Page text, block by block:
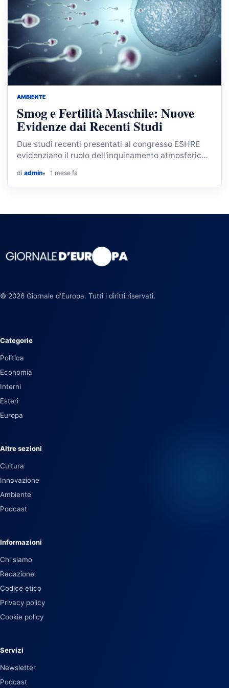
AMBIENTE
Smog e Fertilità Maschile: Nuove
Evidenze dai Recenti Studi
Due studi recenti presentati al congresso ESHRE
evidenziano il ruolo dell'inquinamento atmosferico
significative tra regioni.
di admin 1 mese fa
© 2026 Giornale d'Europa. Tutti i diritti riservati.
Categorie
Politica
Economia
Interni
Esteri
Europa
Altre sezioni
Cultura
Innovazione
Ambiente
Podcast
Informazioni
Chi siamo
Redazione
Codice etico
Privacy policy
Cookie policy
Servizi
Newsletter
Podcast